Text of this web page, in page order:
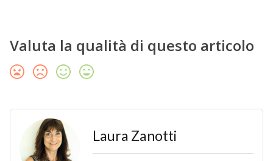
Valuta la qualità di questo articolo
Laura Zanotti